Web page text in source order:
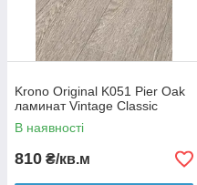
Krono Original K051 Pier Oak
ламинат Vintage Classic
В наявності
810 ₴/кв.м